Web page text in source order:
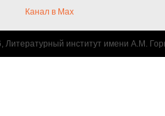
Канал в Max
Литературный институт имени А.М.